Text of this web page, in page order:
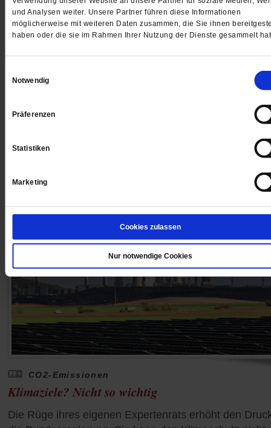
und Analysen weiter. Unsere Partner führen diese Informationen
möglicherweise mit weiteren Daten zusammen, die Sie ihnen
haben oder die sie im Rahmen Ihrer Nutzung der Dienste gesammelt
Notwendig
Präferenzen
Statistiken
Marketing
Cookies zulassen
Nur notwendige Cookies
Der Leiter der Bildungsstätte Anne Frank sieht die
Ausdehnung der Holocaust-Gedenkstätte Yad Vashem
nach Deutschland kritisch.
CO2-Emissionen
Klimaziele? Nicht so wichtig
Die Rüge ihres eigenen Expertenrats erhöht den